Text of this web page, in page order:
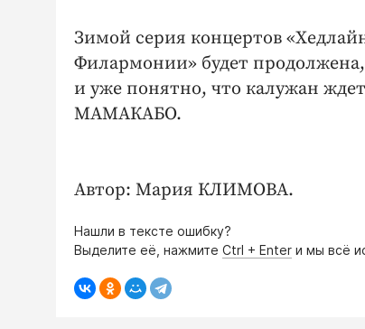
Зимой серия концертов
Филармонии» будет
и уже понятно, что калужан
МАМАКАБО.
Автор: Мария КЛИМОВА.
Нашли в тексте ошибку?
Выделите её, нажмите Ctrl + Enter и мы всё